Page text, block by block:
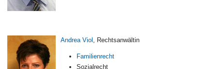
Andrea Viol , Rechtsanwältin
Familienrecht
Sozialrecht